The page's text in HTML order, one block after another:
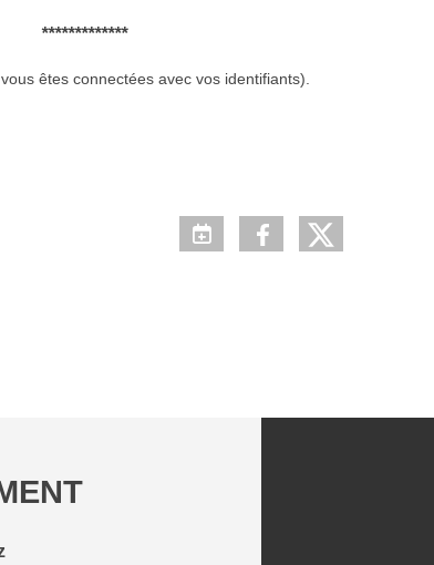
*************
êtes connectées avec vos identifiants).